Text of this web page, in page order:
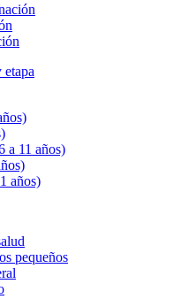
etapa
a 11 años)
años)
pequeños